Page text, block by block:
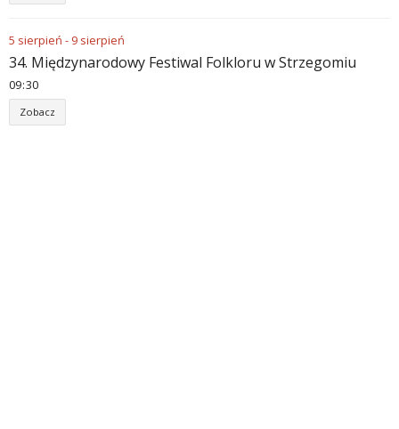
5 sierpień - 9 sierpień
34. Międzynarodowy Festiwal Folkloru w Strzegomiu
09:30
Zobacz